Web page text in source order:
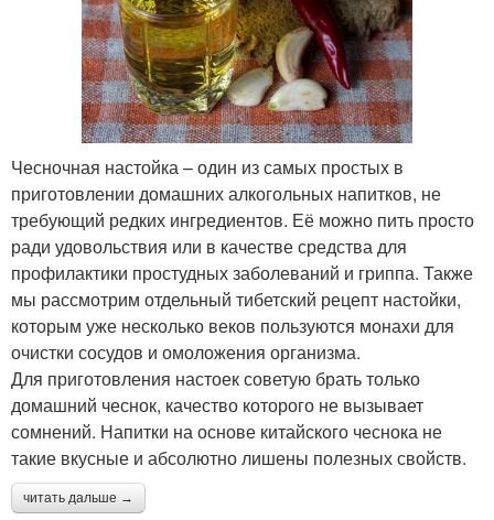
Чесночная настойка – один из самых простых в
приготовлении домашних алкогольных напитков, не
требующий редких ингредиентов. Её можно пить просто
ради удовольствия или в качестве средства для
профилактики простудных заболеваний и гриппа. Также
мы рассмотрим отдельный тибетский рецепт настойки,
которым уже несколько веков пользуются монахи для
очистки сосудов и омоложения организма.
Для приготовления настоек советую брать только
домашний чеснок, качество которого не вызывает
сомнений. Напитки на основе китайского чеснока не
такие вкусные и абсолютно лишены полезных свойств.
читать дальше →